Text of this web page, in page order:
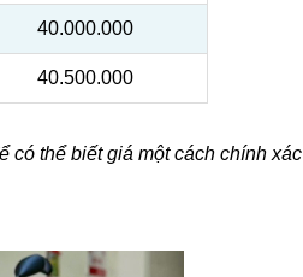
40.000.000
40.500.000
có thể biết giá một cách chính xác